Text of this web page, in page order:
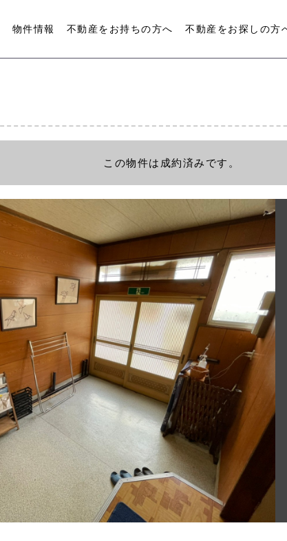
物件情報 不動産をお持ちの方へ 不動産をお探しの方
この物件は成約済みです。